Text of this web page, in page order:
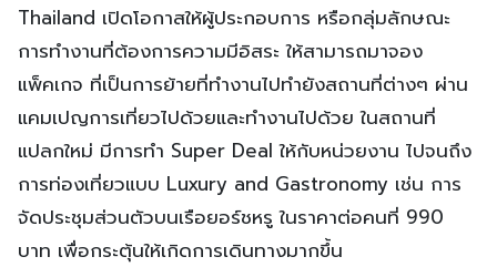
Thailand เปิดโอกาสให้ผู้ประกอบการ หรือกลุ่มลักษณะ
การทำงานที่ต้องการความมีอิสระ ให้สามารถมาจอง
แพ็คเกจ ที่เป็นการย้ายที่ทำงานไปทำยังสถานที่ต่างๆ ผ่าน
แคมเปญการเที่ยวไปด้วยและทำงานไปด้วย ในสถานที่
แปลกใหม่ มีการทำ Super Deal ให้กับหน่วยงาน ไปจนถึง
การท่องเที่ยวแบบ Luxury and Gastronomy เช่น การ
จัดประชุมส่วนตัวบนเรือยอร์ชหรู ในราคาต่อคนที่ 990
บาท เพื่อกระตุ้นให้เกิดการเดินทางมากขึ้น